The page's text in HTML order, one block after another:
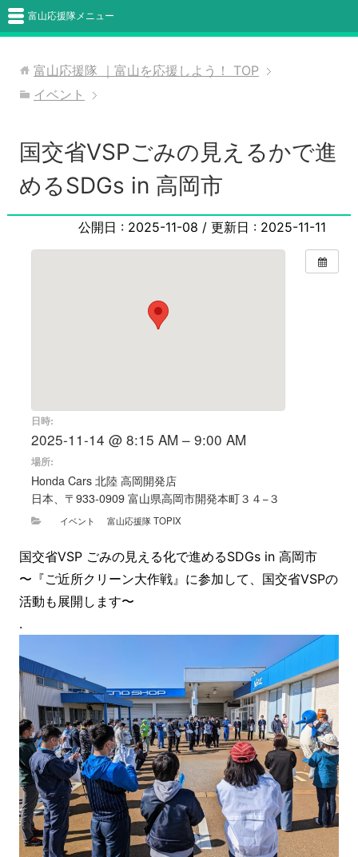
富山応援隊メニュー
富山応援隊 ｜富山を応援しよう！
TOP
イベント
国交省VSPごみの見えるかで進
めるSDGs in 高岡市
公開日 : 2025-11-08 / 更新日 : 2025-11-11
日時:
2025-11-14 @ 8:15 AM – 9:00 AM
場所:
Honda Cars 北陸 高岡開発店
日本、〒933-0909 富山県高岡市開発本町３４−３
イベント 富山応援隊 TOPIX
国交省VSP ごみの見える化で進めるSDGs in 高岡市
〜『ご近所クリーン大作戦』に参加して、国交省VSPの
活動も展開します〜
.